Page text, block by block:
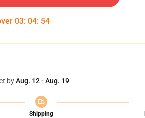
03: 04: 53
byAug. 12 - Aug. 19
Shipping